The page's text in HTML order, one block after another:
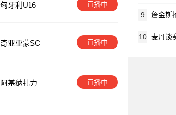
匈牙利U16 直播中
奇亚亚蒙SC 直播中
阿基纳扎力 直播中
9 詹金斯抢
10 麦丹谈赛